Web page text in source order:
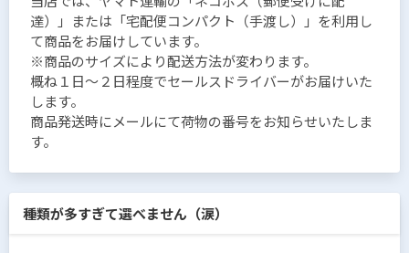
達）」または「宅配便コンパクト（手渡し）」を利用し
て商品をお届けしています。
※商品のサイズにより配送方法が変わります。
概ね１日〜２日程度でセールスドライバーがお届けいた
します。
商品発送時にメールにて荷物の番号をお知らせいたしま
す。
種類が多すぎて選べません（涙）